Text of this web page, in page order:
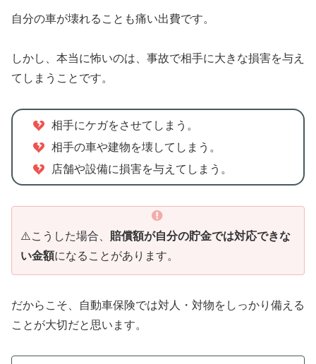
自分の車が壊れることも痛い出費です。
しかし、本当に怖いのは、事故で相手に大きな損害を与え
てしまうことです。
相手にケガをさせてしまう。
相手の車や建物を壊してしまう。
店舗や設備に損害を与えてしまう。
⚠️こうした場合、 賠償額が自分の貯金では対応できな
い金額になることがあります。
だからこそ、自動車保険では対人・対物をしっかり備える
ことが大切だと思います。